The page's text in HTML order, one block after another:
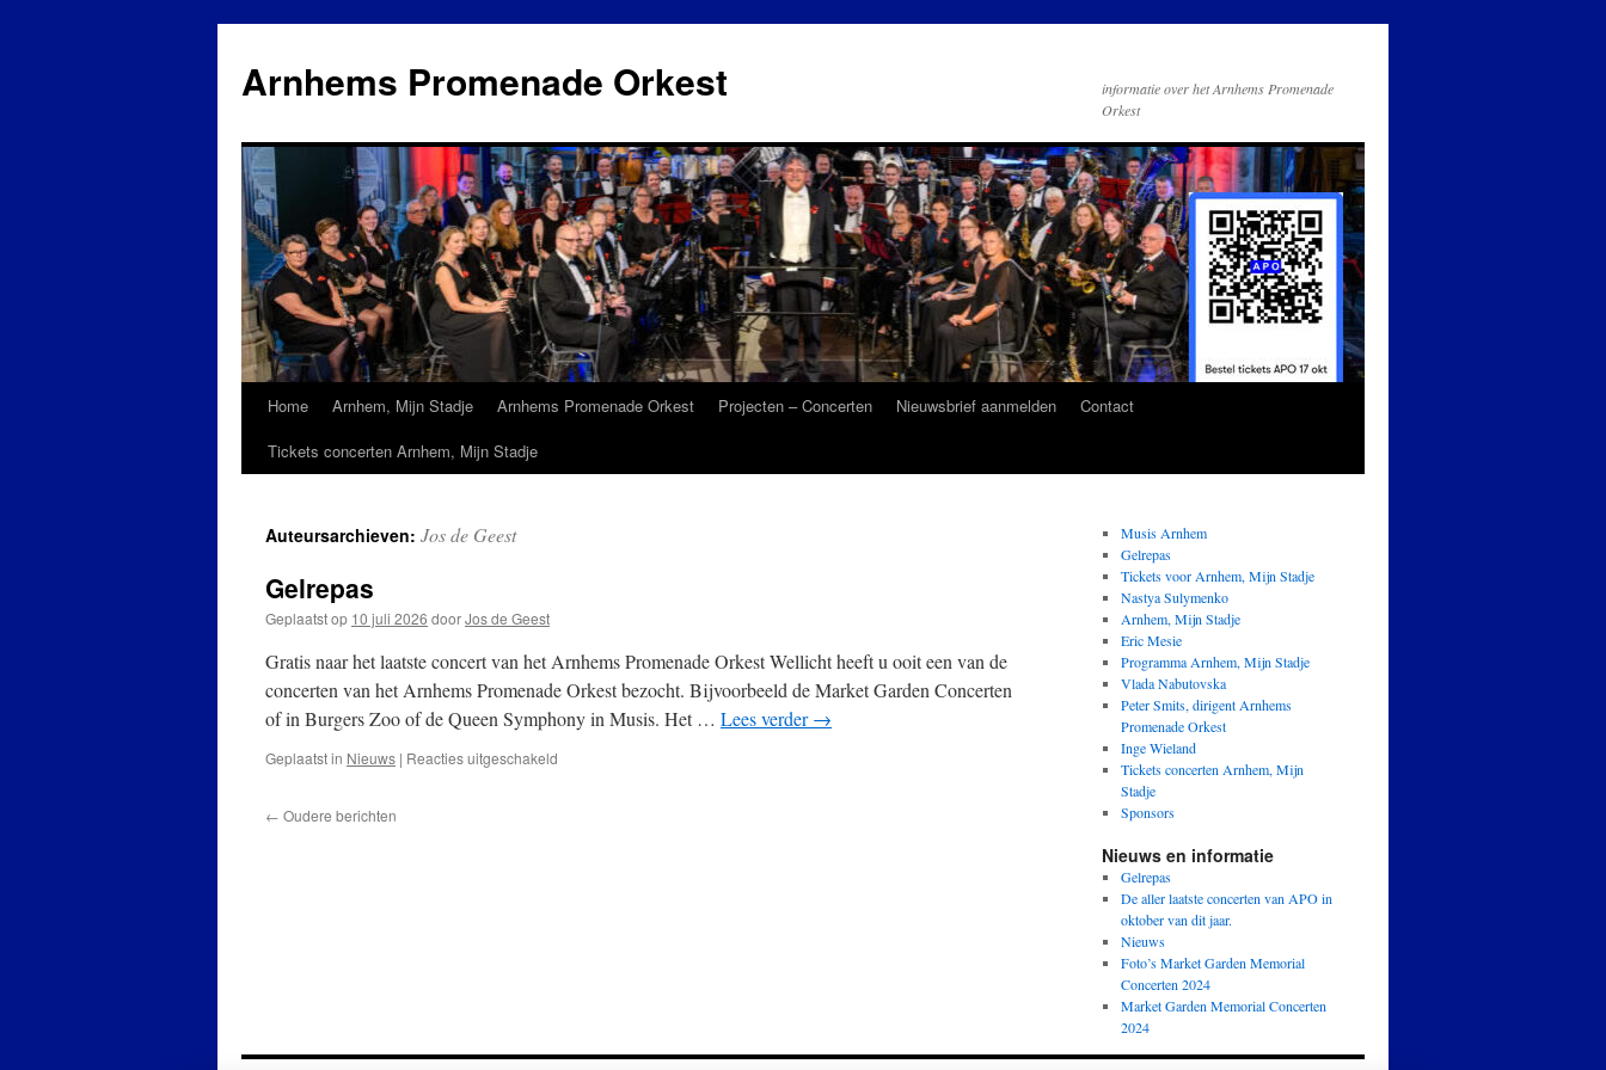
de
inhoud
Arnhems Promenade Orkest
informatie over het Arnhems Promenade
Orkest
Home Arnhem, Mijn Stadje Arnhems Promenade Orkest Projecten – Concerten Nieuwsbrief aanmelden
Contact
Tickets concerten Arnhem, Mijn Stadje
Auteursarchieven: Jos de Geest
Gelrepas
Geplaatst op 10 juli 2026 doorJos de Geest
Gratis naar het laatste concert van het Arnhems Promenade Orkest Wellicht heeft u ooit een van de
concerten van het Arnhems Promenade Orkest bezocht. Bijvoorbeeld de Market Garden Concerten
of in Burgers Zoo of de Queen Symphony in Musis. Het … Lees verder→
Geplaatst in Nieuws | Reacties uitgeschakeld
← Oudere berichten
Musis Arnhem
Gelrepas
Tickets voor Arnhem, Mijn Stadje
Nastya Sulymenko
Arnhem, Mijn Stadje
Eric Mesie
Programma Arnhem, Mijn Stadje
Vlada Nabutovska
Peter Smits, dirigent Arnhems
Promenade Orkest
Inge Wieland
Tickets concerten Arnhem, Mijn
Stadje
Sponsors
Nieuws en informatie
Gelrepas
De aller laatste concerten van APO in
oktober van dit jaar.
Nieuws
Foto’s Market Garden Memorial
Concerten 2024
Market Garden Memorial Concerten
2024